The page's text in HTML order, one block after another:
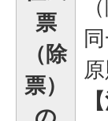
票
（除
票）